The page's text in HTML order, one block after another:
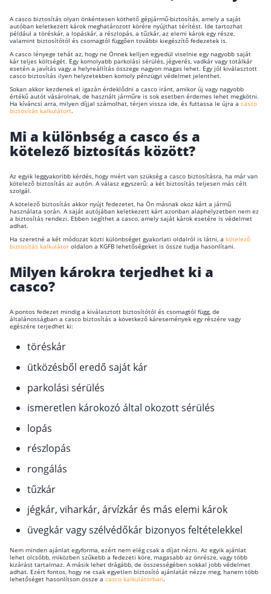
A casco biztosítás olyan önkéntesen köthető gépjármű-biztosítás, amely a saját
autóban keletkezett károk meghatározott körére nyújthat térítést. Ide tartozhat
például a töréskár, a lopáskár, a részlopás, a tűzkár, az elemi károk egy része,
valamint biztosítótól és csomagtól függően további kiegészítő fedezetek is.
A casco lényege tehát az, hogy ne Önnek kelljen egyedül viselnie egy nagyobb saját
kár teljes költségét. Egy komolyabb parkolási sérülés, jégverés, vadkár vagy totálkár
esetén a javítás vagy a helyreállítás összege nagyon magas lehet. Egy jól kiválasztott
casco biztosítás ilyen helyzetekben komoly pénzügyi védelmet jelenthet.
Sokan akkor kezdenek el igazán érdeklődni a casco iránt, amikor új vagy nagyobb
értékű autót vásárolnak, de használt járműre is sok esetben érdemes lehet megkötni.
Ha kíváncsi arra, milyen díjjal számolhat, térjen vissza ide, és futtassa le újra a casco
biztosítás kalkulátort.
Mi a különbség a casco és a
kötelező biztosítás között?
Az egyik leggyakoribb kérdés, hogy miért van szükség a casco biztosításra, ha már van
kötelező biztosítás az autón. A válasz egyszerű: a két biztosítás teljesen más célt
szolgál.
A kötelező biztosítás akkor nyújt fedezetet, ha Ön másnak okoz kárt a jármű
használata során. A saját autójában keletkezett kárt azonban alaphelyzetben nem ez
a biztosítás rendezi. Ebben segíthet a casco, amely saját károk esetére is védelmet
adhat.
Ha szeretné a két módozat közti különbséget gyakorlati oldalról is látni, a kötelező
biztosítás kalkulátor oldalon a KGFB lehetőségeket is össze tudja hasonlítani.
Milyen károkra terjedhet ki a
casco?
A pontos fedezet mindig a kiválasztott biztosítótól és csomagtól függ, de
általánosságban a casco biztosítás a következő káresemények egy részére vagy
egészére terjedhet ki:
töréskár
ütközésből eredő saját kár
parkolási sérülés
ismeretlen károkozó által okozott sérülés
lopás
részlopás
rongálás
tűzkár
jégkár, viharkár, árvízkár és más elemi károk
üvegkár vagy szélvédőkár bizonyos feltételekkel
Nem minden ajánlat egyforma, ezért nem elég csak a díjat nézni. Az egyik ajánlat
lehet olcsóbb, miközben szűkebb a fedezeti köre, magasabb az önrésze, vagy több
kizárást tartalmaz. A másik lehet drágább, de összességében sokkal jobb védelmet
adhat. Ezért fontos, hogy ne csak egyetlen biztosító ajánlatát nézze meg, hanem több
lehetőséget hasonlítson össze a casco kalkulátorban.